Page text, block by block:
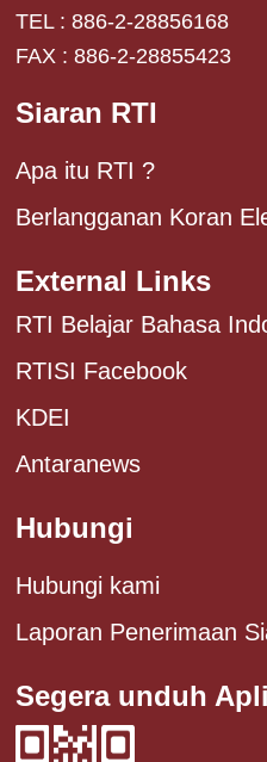
TEL : 886-2-28856168
FAX : 886-2-28855423
Siaran RTI
Apa itu RTI ?
Berlangganan Koran
External Links
RTI Belajar Bahasa
RTISI Facebook
KDEI
Antaranews
Hubungi
Hubungi kami
Laporan Penerimaan
Segera unduh